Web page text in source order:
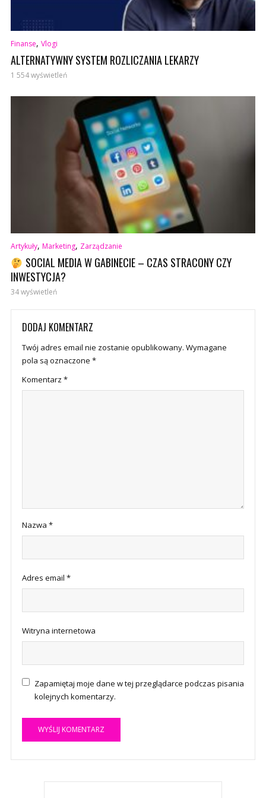
Finanse, Vlogi
ALTERNATYWNY SYSTEM ROZLICZANIA LEKARZY
1 554 wyświetleń
Artykuły, Marketing, Zarządzanie
SOCIAL MEDIA W GABINECIE – CZAS STRACONY CZY
INWESTYCJA?
34 wyświetleń
DODAJ KOMENTARZ
Twój adres email nie zostanie opublikowany. Wymagane
pola są oznaczone *
Komentarz *
Nazwa *
Adres email *
Witryna internetowa
Zapamiętaj moje dane w tej przeglądarce podczas pisania
kolejnych komentarzy.
A